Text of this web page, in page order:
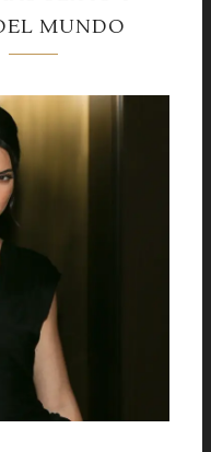
MUNDO